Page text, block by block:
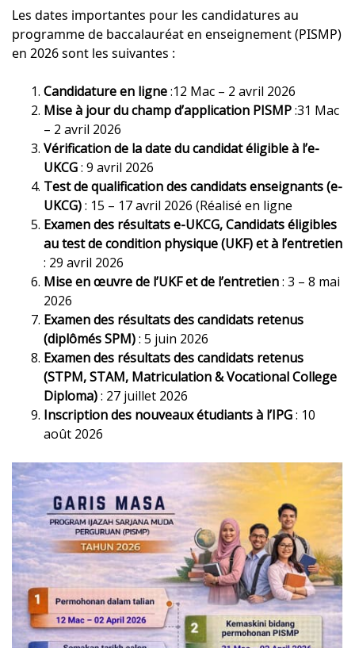
Les dates importantes pour les candidatures au
programme de baccalauréat en enseignement (PISMP)
en 2026 sont les suivantes :
Candidature en ligne:12 Mac – 2 avril 2026
Mise à jour du champ d’application PISMP:31 Mac
– 2 avril 2026
Vérification de la date du candidat éligible à l’e-
UKCG: 9 avril 2026
Test de qualification des candidats enseignants (e-
UKCG): 15 – 17 avril 2026 (Réalisé en ligne
Examen des résultats e-UKCG,Candidats éligibles
au test de condition physique (UKF) et à l’entretien
: 29 avril 2026
Mise en œuvre de l’UKF et de l’entretien: 3 – 8 mai
2026
Examen des résultats des candidats retenus
(diplômés SPM): 5 juin 2026
Examen des résultats des candidats retenus
(STPM, STAM, Matriculation & Vocational College
Diploma): 27 juillet 2026
Inscription des nouveaux étudiants à l’IPG: 10
août 2026